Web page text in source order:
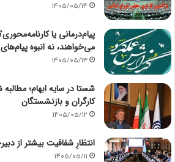
1405/05/14
پیام‌درمانی یا
می‌خواهند، نه انبوه
1405/05/13
شستا در سایه ابهام؛
کارگران و بازنشستگان
1405/05/12
انتظارِ شفافیت بیشتر از
1405/05/11